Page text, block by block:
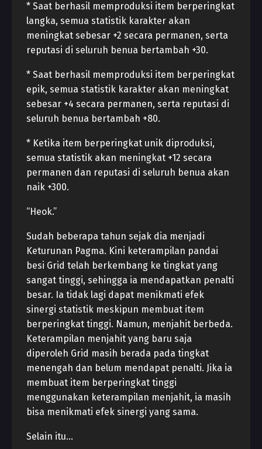
* Saat berhasil memproduksi item berperingkat
langka, semua statistik karakter akan
meningkat sebesar +2 secara permanen, serta
reputasi di seluruh benua bertambah +30.
* Saat berhasil memproduksi item berperingkat
epik, semua statistik karakter akan meningkat
sebesar +4 secara permanen, serta reputasi di
seluruh benua bertambah +80.
* Ketika item berperingkat unik diproduksi,
semua statistik akan meningkat +12 secara
permanen dan reputasi di seluruh benua akan
naik +300.
“Heok.”
Sudah beberapa tahun sejak dia menjadi
Keturunan Pagma. Kini keterampilan pandai
besi Grid telah berkembang ke tingkat yang
sangat tinggi, sehingga ia mendapatkan penalti
besar. Ia tidak lagi dapat menikmati efek
sinergi statistik meskipun membuat item
berperingkat tinggi. Namun, menjahit berbeda.
Keterampilan menjahit yang baru saja
diperoleh Grid masih berada pada tingkat
menengah dan belum mendapat penalti. Jika ia
membuat item berperingkat tinggi
menggunakan keterampilan menjahit, ia masih
bisa menikmati efek sinergi yang sama.
Selain itu…